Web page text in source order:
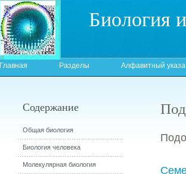
Биология
Главная Разделы Алфавитный
Содержание
Общая биология
Биология человека
Молекулярная биология